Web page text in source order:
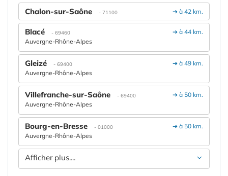
➔ à 42 km.
Chalon-sur-Saône - 71100
➔ à 44 km.
Blacé - 69460
Auvergne-Rhône-Alpes
➔ à 49 km.
Gleizé - 69400
Auvergne-Rhône-Alpes
➔ à 50 km.
Villefranche-sur-Saône - 69400
Auvergne-Rhône-Alpes
➔ à 50 km.
Bourg-en-Bresse - 01000
Auvergne-Rhône-Alpes
Afficher plus....